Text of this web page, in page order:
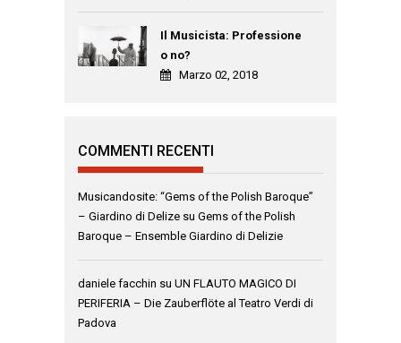
Il Musicista: Professione
o no?
Marzo 02, 2018
COMMENTI RECENTI
Musicandosite: “Gems of the Polish Baroque”
– Giardino di Delize su Gems of the Polish
Baroque – Ensemble Giardino di Delizie
daniele facchin su UN FLAUTO MAGICO DI
PERIFERIA – Die Zauberflöte al Teatro Verdi di
Padova